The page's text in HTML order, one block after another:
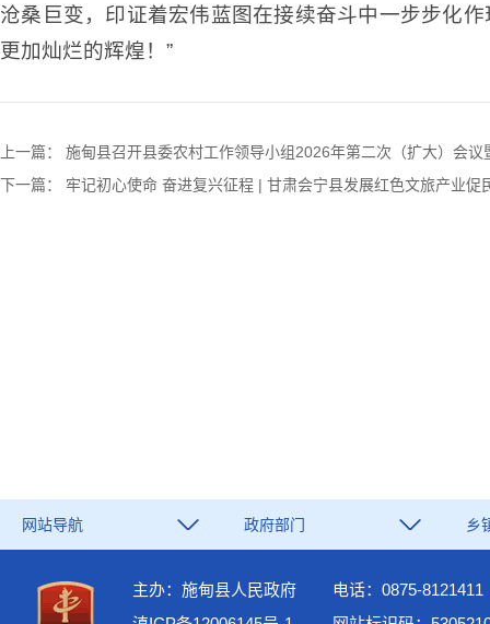
沧桑巨变，印证着宏伟蓝图在接续奋斗中一步步化
更加灿烂的辉煌！”
上一篇： 施甸县召开县委农村工作领导小组2026年第二次（扩大）会
下一篇： 牢记初心使命 奋进复兴征程 | 甘肃会宁县发展红色文旅产业
网站导航 政府部门 乡
主办：施甸县人民政府
电话：0875-8121411